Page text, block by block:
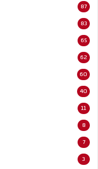
87
83
65
62
60
40
11
8
7
3